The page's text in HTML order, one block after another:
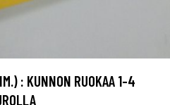
: KUNNON RUOKAA 1-4